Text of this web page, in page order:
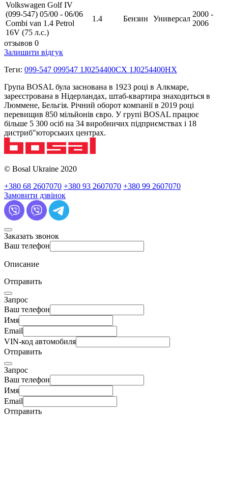
Volkswagen Golf IV
(099-547) 05/00 - 06/06
Combi van 1.4 Petrol
16V (75 л.с.)
1.4 Бензин Универсал
2000 -
2006
отзывов 0
Залишити відгук
Теги: 099-547 099547 1J0254400CX 1J0254400HX
Група BOSAL була заснована в 1923 році в Алкмаре,
зареєстрована в Нідерландах, штаб-квартира знаходиться в
Люммене, Бельгія. Річний оборот компанії в 2019 році
перевищив 850 мільйонів євро. У групі BOSAL працює
більше 5 300 осіб на 34 виробничих підприємствах і 18
дистриб"юторських центрах.
© Bosal Ukraine 2020
+380 68 2607070 +380 93 2607070 +380 99 2607070
Замовити дзвінок
Заказать звонок
Ваш телефон
Описание
Отправить
Запрос
Ваш телефон
Имя
Email
VIN-код автомобиля
Отправить
Запрос
Ваш телефон
Имя
Email
Отправить